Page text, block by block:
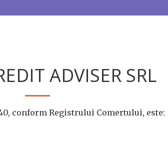
ADVISER SRL
conform Registrului Comertului, este: